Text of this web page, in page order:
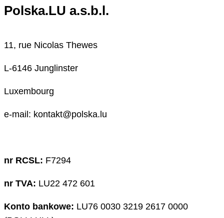
Polska.LU a.s.b.l.
11, rue Nicolas Thewes
L-6146 Junglinster
Luxembourg
e-mail: kontakt@polska.lu
nr RCSL: F7294
nr TVA: LU22 472 601
Konto bankowe: LU76 0030 3219 2617 0000